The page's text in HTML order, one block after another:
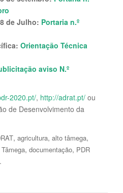
de Julho: Portaria n.º
Orientação Técnica
aviso N.º
2020.pt/, http://adrat.pt/ ou
de Desenvolvimento da
, agricultura, alto tâmega,
, documentação, PDR
.